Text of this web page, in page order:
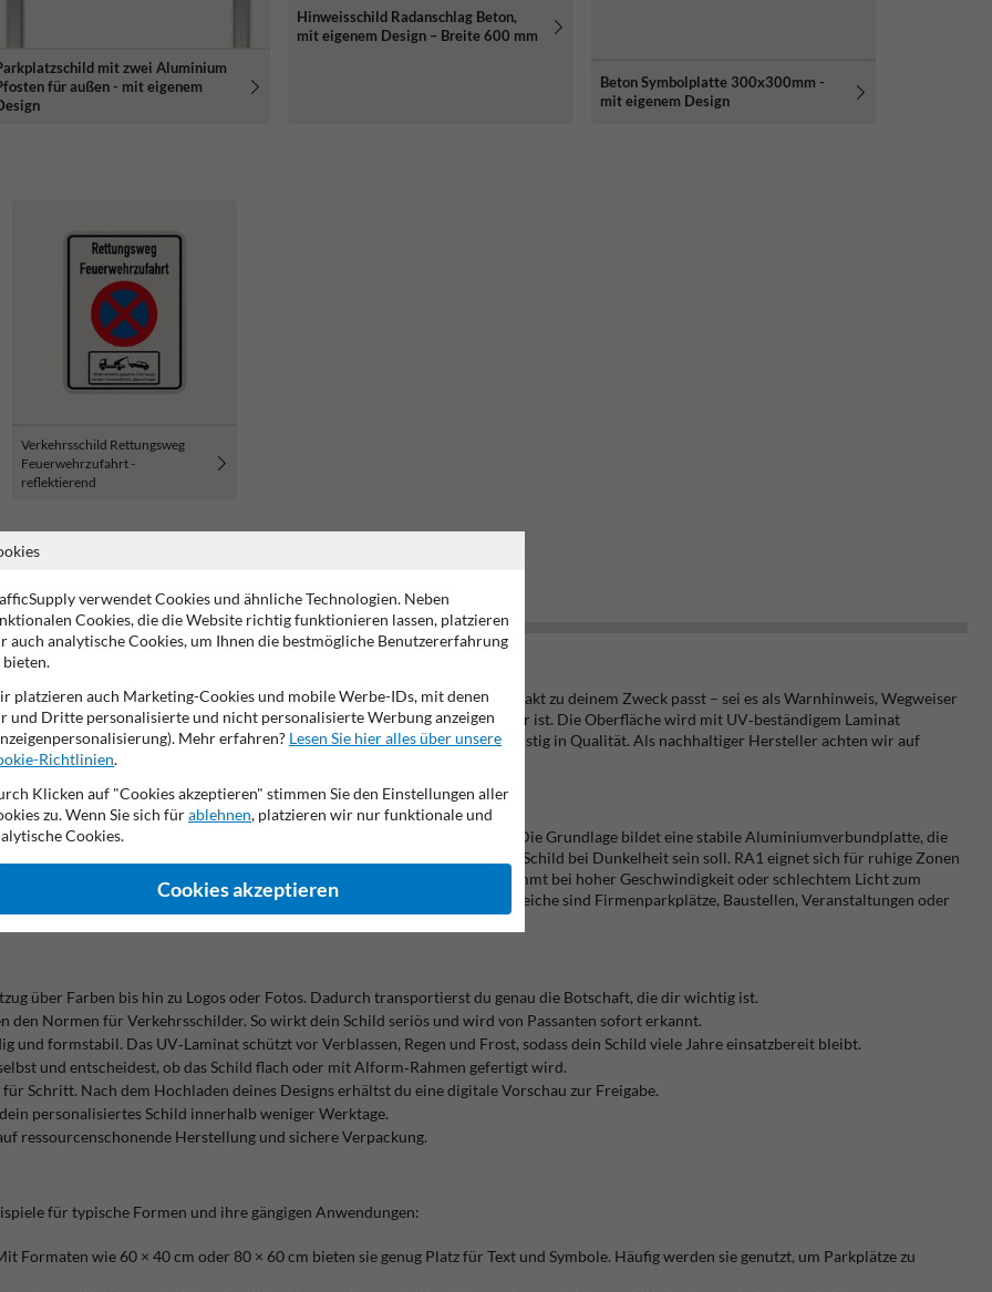
mit zwei Aluminium
für außen - mit eigenem
Hinweisschild Radanschlag Beton,
mit eigenem Design – Breite 600 mm
Beton Symbolplatte 300x300mm -
mit eigenem Design
Verkehrsschild Rettungsweg
Feuerwehrzufahrt -
reflektierend
oder Hinweisschild
Design präsentieren? In dieser Kategorie gestaltest du ein Schild, das exakt zu deinem Zweck passt – sei es als Warnhinweis, Wegweiser
robusten Aluminiumverbund, der leicht, witterungsbeständig und recycelbar ist. Die Oberfläche wird mit UV‑beständigem Laminat
leuchten. Und dank einer Garantie von bis zu 15 Jahreninvestierst du langfristig in Qualität. Als nachhaltiger Hersteller achten wir auf
schnell zu dir nach Hause oder ins Unternehmen.
bei einem personalisierten Schild selbst über Text, Farbe und Symbolik. Die Grundlage bildet eine stabile Aluminiumverbundplatte, die
RA1, RA2 und RA3 wählen, je nachdem, wie sichtbar dein Schild bei Dunkelheit sein soll. RA1 eignet sich für ruhige Zonen
für Firmenhöfe und öffentliche Wege; RA3 ist die hellste Stufe und kommt bei hoher Geschwindigkeit oder schlechtem Licht zum
oder dreieckig – findest du immer die passende Form. Typische Einsatzbereiche sind Firmenparkplätze, Baustellen, Veranstaltungen oder
, die unerlaubtes Parken oder Betreten verhindern.
über Farben bis hin zu Logos oder Fotos. Dadurch transportierst du genau die Botschaft, die dir wichtig ist.
den Normen für Verkehrsschilder. So wirkt dein Schild seriös und wird von Passanten sofort erkannt.
und formstabil. Das UV‑Laminat schützt vor Verblassen, Regen und Frost, sodass dein Schild viele Jahre einsatzbereit bleibt.
und entscheidest, ob das Schild flach oder mit Alform‑Rahmen gefertigt wird.
Schritt. Nach dem Hochladen deines Designs erhältst du eine digitale Vorschau zur Freigabe.
personalisiertes Schild innerhalb weniger Werktage.
ressourcenschonende Herstellung und sichere Verpackung.
für typische Formen und ihre gängigen Anwendungen:
Formaten wie 60 × 40 cm oder 80 × 60 cm bieten sie genug Platz für Text und Symbole. Häufig werden sie genutzt, um Parkplätze zu
verwendet Cookies und ähnliche Technologien. Neben
Cookies, die die Website richtig funktionieren lassen, platzieren
auch analytische Cookies, um Ihnen die bestmögliche Benutzererfahrung
bieten.
platzieren auch Marketing-Cookies und mobile Werbe-IDs, mit denen
und Dritte personalisierte und nicht personalisierte Werbung anzeigen
Mehr erfahren? Lesen Sie hier alles über unsere
Richtlinien.
Klicken auf "Cookies akzeptieren" stimmen Sie den Einstellungen aller
zu. Wenn Sie sich fürablehnen, platzieren wir nur funktionale und
Cookies.
Cookies akzeptieren